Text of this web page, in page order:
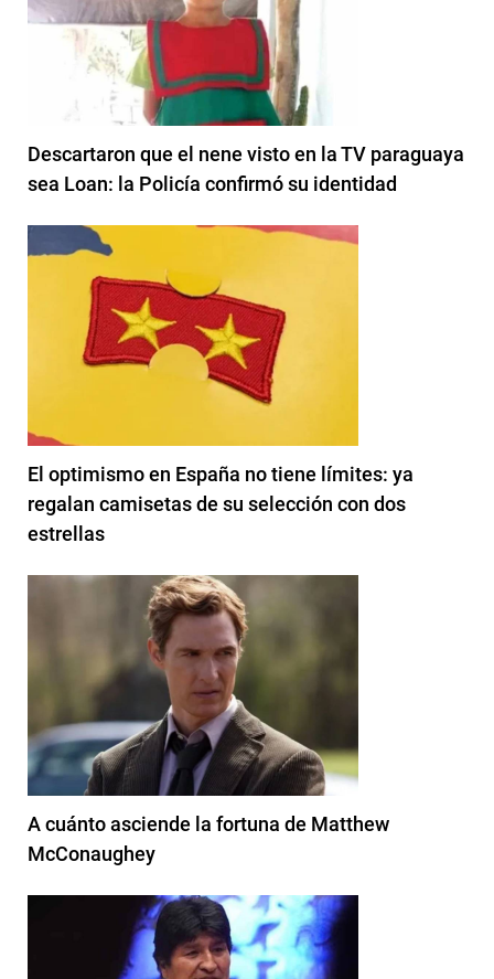
Descartaron que el nene visto en la TV paraguaya
sea Loan: la Policía confirmó su identidad
El optimismo en España no tiene límites: ya
regalan camisetas de su selección con dos
estrellas
A cuánto asciende la fortuna de Matthew
McConaughey